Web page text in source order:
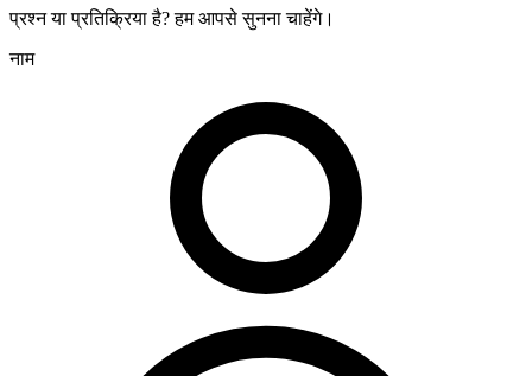
प्रश्न या प्रतिक्रिया है? हम आपसे सुनना चाहेंगे।
नाम